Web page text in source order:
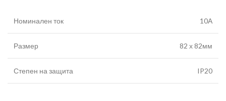
Номинален ток 10А
Размер 82 х 82мм
Степен на защита IP20